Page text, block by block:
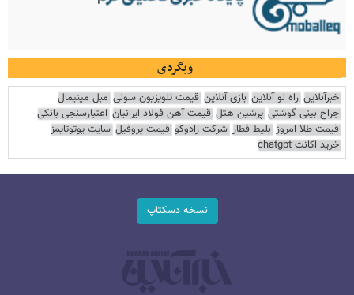
وبگردی
خبرآنلاین راه نو آنلاین بازی آنلاین قیمت تلویزیون سونی مبل مینیمال
جراح بینی گوشتی پرشین هتل قیمت آهن فولاد ایرانیان اعتبارسنجی بانکی
قیمت طلا امروز بلیط قطار شرکت رادوکو قیمت پروفیل سایت یوتوتایمز
خرید اکانت chatgpt
نسخه دسکتاپ